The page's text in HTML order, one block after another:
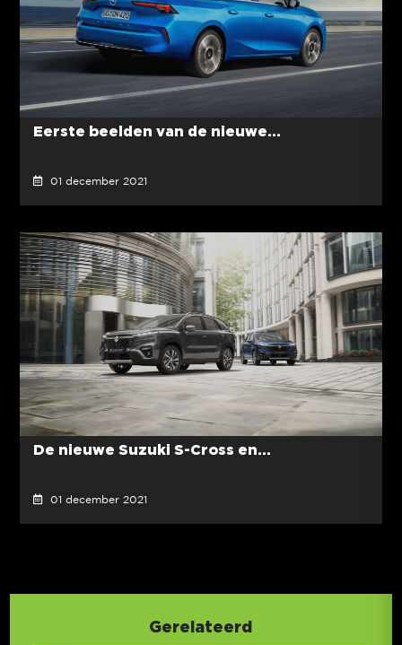
Eerste beelden van de nieuwe...
01 december 2021
De nieuwe Suzuki S-Cross en...
01 december 2021
Gerelateerd